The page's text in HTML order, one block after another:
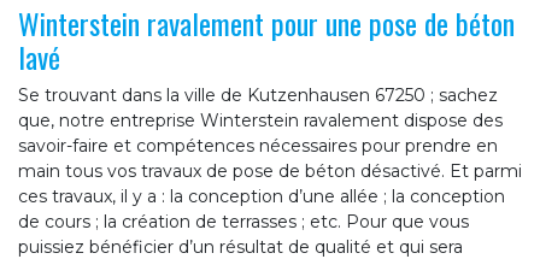
Winterstein ravalement pour une pose de béton
lavé
Se trouvant dans la ville de Kutzenhausen 67250 ; sachez
que, notre entreprise Winterstein ravalement dispose des
savoir-faire et compétences nécessaires pour prendre en
main tous vos travaux de pose de béton désactivé. Et parmi
ces travaux, il y a : la conception d’une allée ; la conception
de cours ; la création de terrasses ; etc. Pour que vous
puissiez bénéficier d’un résultat de qualité et qui sera